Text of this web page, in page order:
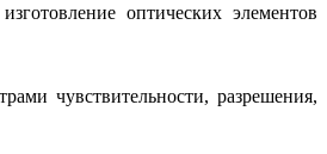
оптических элементов
чувствительности, разрешения,